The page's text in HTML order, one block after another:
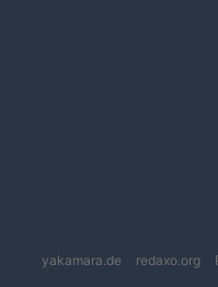
yakamara.de redaxo.org